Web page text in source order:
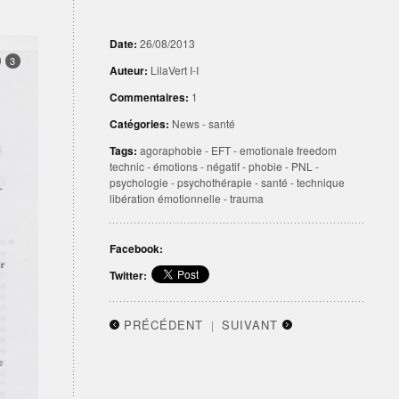
3
Date: 26/08/2013
Auteur: LilaVert I-I
Commentaires: 1
Catégories: News-santé
Tags: agoraphobie - EFT-emotionale freedom
technic-émotions-négatif-phobie - PNL -
psychologie -psychothérapie -santé -technique
libération émotionnelle -trauma
Facebook:
Twitter:
PRÉCÉDENT | SUIVANT